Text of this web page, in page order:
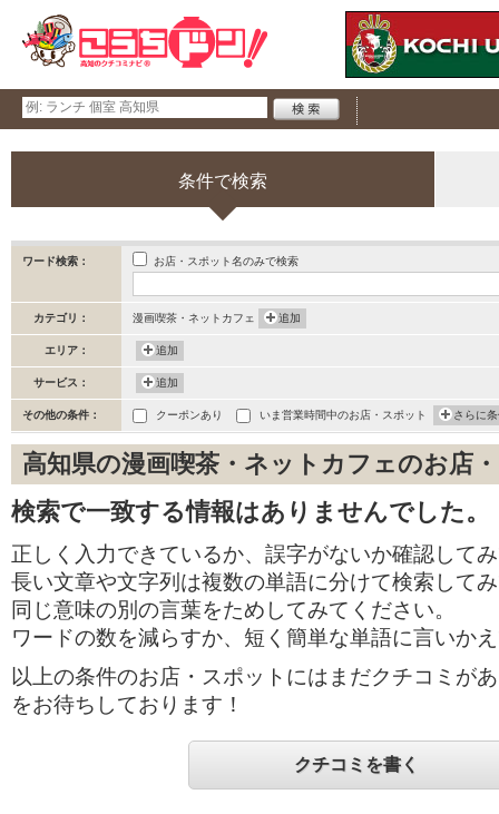
条件で検索
ワード検索： お店・スポット名のみで検索
カテゴリ： 漫画喫茶・ネットカフェ 追加
エリア： 追加
サービス： 追加
その他の条件： クーポンあり いま営業時間中のお店・スポット さらに
高知県の漫画喫茶・ネットカフェのお店
検索で一致する情報はありませんでした。
正しく入力できているか、誤字がないか確認して
長い文章や文字列は複数の単語に分けて検索して
同じ意味の別の言葉をためしてみてください。
ワードの数を減らすか、短く簡単な単語に言いか
以上の条件のお店・スポットにはまだクチコミが
をお待ちしております！
クチコミを書く